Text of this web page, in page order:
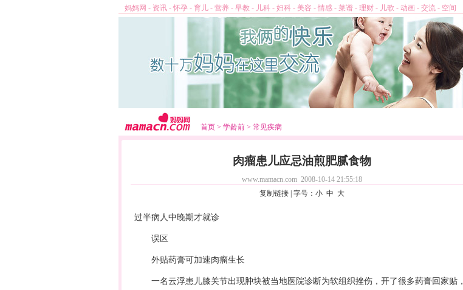
妈妈网 - 资讯 - 怀孕 - 育儿 - 营养 - 早教 - 儿科 - 妇科 - 美容 - 情感 - 菜谱 - 理财 - 儿歌 - 动画 - 交流 - 空间
首页 > 学龄前 > 常见疾病
肉瘤患儿应忌油煎肥腻食物
www.mamacn.com 2008-10-14 21:55:18
复制链接| 字号： 小 中 大
过半病人中晚期才就诊
误区
外贴药膏可加速肉瘤生长
一名云浮患儿膝关节出现肿块被当地医院诊断为软组织挫伤，开了很多药膏回家贴，